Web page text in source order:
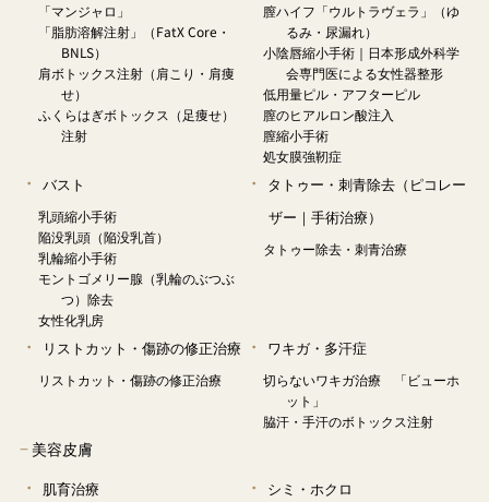
「マンジャロ」
「脂肪溶解注射」（FatX Core・
BNLS）
肩ボトックス注射（肩こり・肩痩
せ）
ふくらはぎボトックス（足痩せ）
注射
膣ハイフ「ウルトラヴェラ」（ゆ
るみ・尿漏れ）
小陰唇縮小手術｜日本形成外科学
会専門医による女性器整形
低用量ピル・アフターピル
膣のヒアルロン酸注入
膣縮小手術
処女膜強靭症
バスト
乳頭縮小手術
陥没乳頭（陥没乳首）
乳輪縮小手術
モントゴメリー腺（乳輪のぶつぶ
つ）除去
女性化乳房
タトゥー・刺青除去（ピコレー
ザー｜手術治療）
タトゥー除去・刺青治療
リストカット・傷跡の修正治療
リストカット・傷跡の修正治療
ワキガ・多汗症
切らないワキガ治療 「ビューホ
ット」
脇汗・手汗のボトックス注射
−美容皮膚
肌育治療 シミ・ホクロ